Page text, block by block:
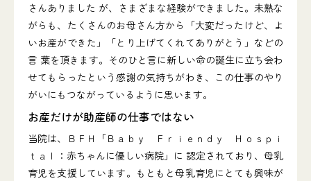
さんありました が、さまざまな経験ができました。未熟な
がらも、たくさんのお母さん方から「大変だったけど、よ
いお産ができた」「とり上げてくれてありがとう」などの
言 葉を頂きます。そのひと言に新しい命の誕生に立ち会わ
せてもらったという感謝の気持ちがわき、この仕事のやり
がいにもつながっているように思います。
お産だけが助産師の仕事ではない
当院は、ＢＦＨ「Ｂａｂｙ Ｆｒｉｅｎｄｙ Ｈｏｓｐｉ
ｔａｌ：赤ちゃんに優しい病院」に 認定されており、母乳
育児を支援しています。もともと母乳育児にとても興味が